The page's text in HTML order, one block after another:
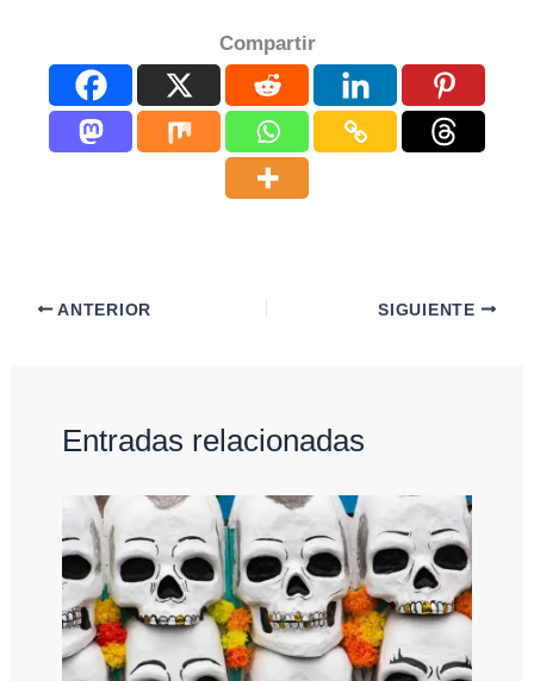
Compartir
ANTERIOR SIGUIENTE
Entradas relacionadas